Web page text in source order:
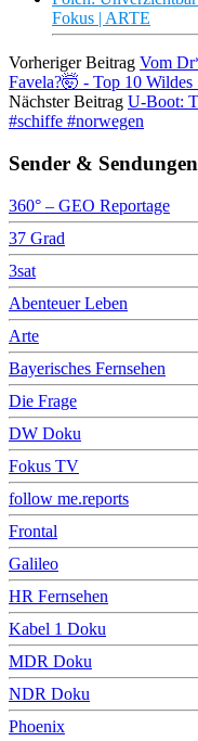
Fokus | ARTE
Vorheriger Beitrag Vom
Favela?🤯 - Top 10 Wildes
Nächster Beitrag U-Boot:
#schiffe #norwegen
Sender & Sendungen
360° – GEO Reportage
37 Grad
3sat
Abenteuer Leben
Arte
Bayerisches Fernsehen
Die Frage
DW Doku
Fokus TV
follow me.reports
Frontal
Galileo
HR Fernsehen
Kabel 1 Doku
MDR Doku
NDR Doku
Phoenix